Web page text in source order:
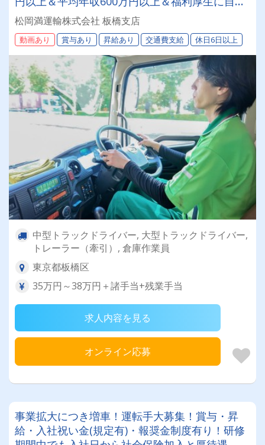
あり✨集荷のみ！【4t・8tトラックドライバー】
退職金◎産休・育休◎無事故運転者表彰制度◎エ
スコンフィールドでの野球観戦旅費時補助制度◎
北海道を代表する運送会社で一緒に働きましょ
う！まつおかまんの未来を担うドライバー積極採
用中！
松岡満運輸株式会社 板橋支店
動画あり 賞与あり 昇給あり 交通費支給 休日6日以上
中型トラックドライバー, 大型トラックドライバー,
トレーラー（牽引）, 倉庫作業員
東京都板橋区
35万円～38万円＋諸手当+残業手当
求人内容を見る
オンライン応募
事業拡大につき増車！運転手大募集！賞与・昇
給・入社祝い金(規定有)・報奨金制度有り！研修